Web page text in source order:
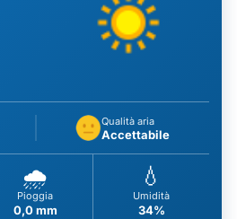
Qualità aria
Accettabile
🌧️
Pioggia
0,0 mm
💧
Umidità
34%